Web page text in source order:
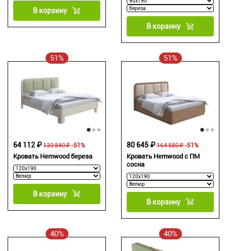
В корзину
В корзину
51%
Кровать Hemwood береза
130 840 ₽
64 112 ₽ -51%
В корзину
51%
Кровать Hemwood с ПМ
сосна
164 580 ₽
80 645 ₽ -51%
В корзину
40% 40%